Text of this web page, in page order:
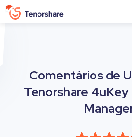
Comentários de
Tenorshare 4uKey